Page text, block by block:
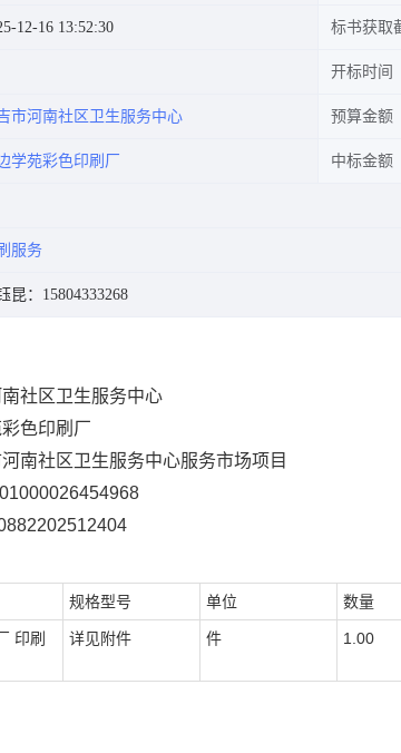
12-16 13:52:30 标书获取
开标时间
市河南社区卫生服务中心 预算金额
学苑彩色印刷厂 中标金额
服务
昆：15804333268
社区卫生服务中心
色印刷厂
南社区卫生服务中心服务市场项目
规格型号 单位 数量
印刷
详见附件 件 1.00